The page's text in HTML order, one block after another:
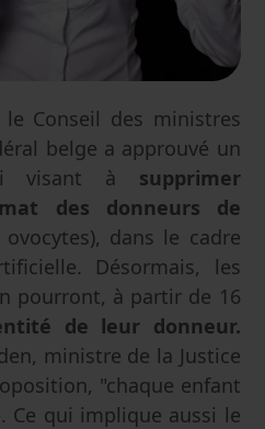
Conseil des ministres
belge a approuvé un
visant à supprimer
des donneurs de
dans le cadre
Désormais, les
pourront, à partir de 16
de leur donneur.
ministre de la Justice
"chaque enfant
Ce qui implique aussi le